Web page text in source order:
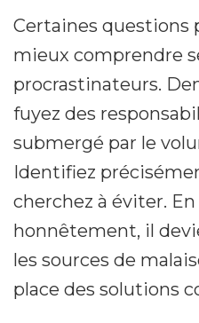
Certaines
mieux comprendre
procrastinateurs.
fuyez des
submergé par le
Identifiez
cherchez à éviter.
honnêtement, il
les sources de
place des solutions